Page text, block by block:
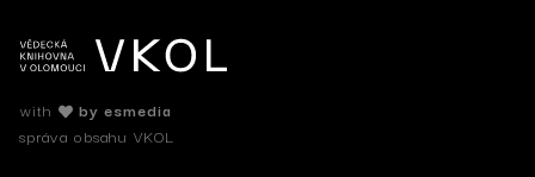
with
by esmedia
správa obsahu VKOL